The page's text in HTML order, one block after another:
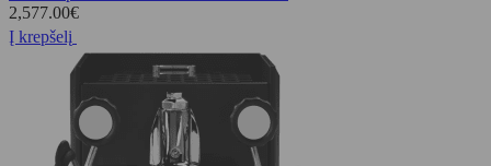
2,577.00€
Į krepšelį